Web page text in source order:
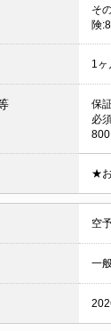
そ
険
1ヶ
保
必
800
★お
空
一